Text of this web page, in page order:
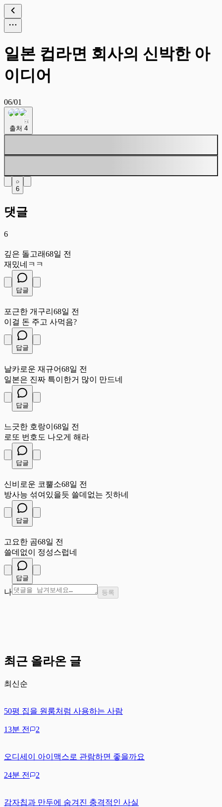
일본 컵라면 회사의 신박한 아
이디어
06/01
+1
출처 4
6
댓글
6
깊은 돌고래68일 전
재밌네ㅋㅋ
답글
포근한 개구리 68일 전
이걸 돈 주고 사먹음?
답글
날카로운 재규어68일 전
일본은 진짜 특이한거 많이 만드네
답글
느긋한 호랑이 68일 전
로또 번호도 나오게 해라
답글
신비로운 코뿔소68일 전
방사능 섞여있을듯 쓸데없는 짓하네
답글
고요한 곰68일 전
쓸데없이 정성스럽네
답글
나 등록
최근 올라온 글
최신순
50평 집을 원룸처럼 사용하는 사람
13분 전 2
오디세이 아이맥스로 관람하면 좋을까요
24분 전 2
감자칩과 만두에 숨겨진 충격적인 사실